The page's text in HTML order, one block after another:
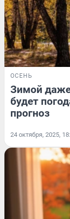
ОСЕНЬ
Зимой
будет
прогноз
24 октября, 2025,